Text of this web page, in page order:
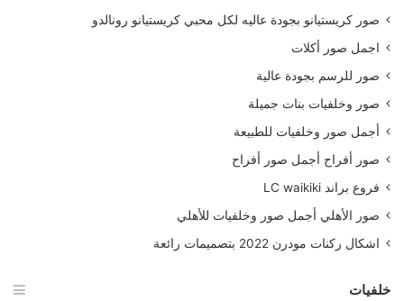
صور كريستيانو بجودة عاليه لكل محبي كريستيانو رونالدو
اجمل صور أكلات
صور للرسم بجودة عالية
صور وخلفيات بنات جميلة
أجمل صور وخلفيات للطبيعة
صور أفراح أجمل صور أفراح
فروع براند LC waikiki
صور الأهلي أجمل صور وخلفيات للأهلي
اشكال ركنات مودرن 2022 بتصميمات رائعة
خلفيات